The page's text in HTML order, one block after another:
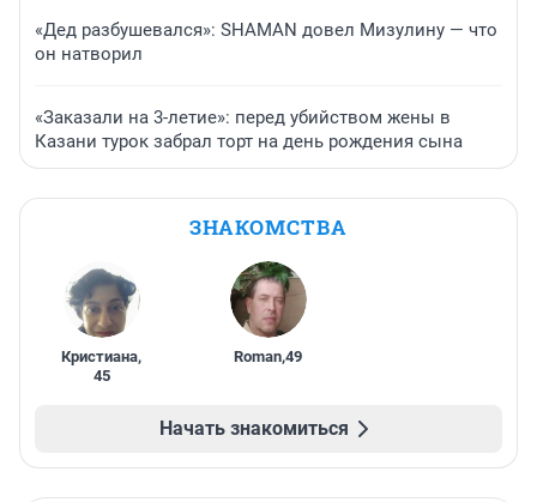
«Дед разбушевался»: SHAMAN довел Мизулину — что
он натворил
«Заказали на 3-летие»: перед убийством жены в
Казани турок забрал торт на день рождения сына
ЗНАКОМСТВА
Кристиана,
45
Roman,49
Начать знакомиться